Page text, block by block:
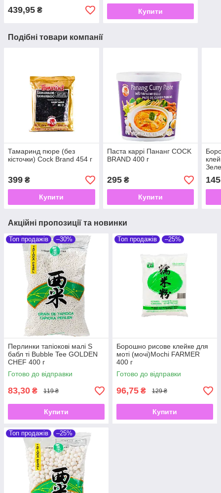
439,95 ₴ Купити
Подібні товари компанії
Тамаринд пюре (без
кісточки) Cock Brand 454 г
399 ₴
Купити
Паста каррі Пананг COCK
BRAND 400 г
295₴
Купити
145
Акційні пропозиції та новинки
Топ продажів –30%
Перлинки тапіокові малі S
бабл ті Bubble Tee GOLDEN
CHEF 400 г
Готово до відправки
83,30 ₴ 119 ₴
Купити
Топ продажів –25%
Борошно рисове клейке для
моті (мочі)Mochi FARMER
400 г
Готово до відправки
96,75 ₴ 129 ₴
Купити
Топ продажів –25%